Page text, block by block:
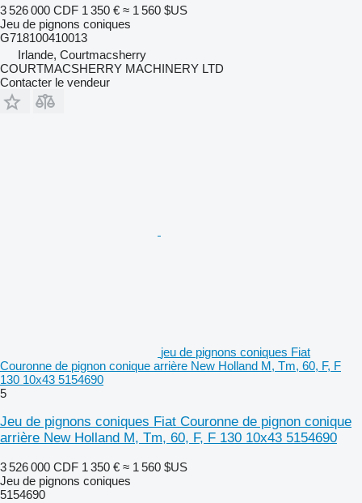
3 526 000 CDF 1 350 € ≈ 1 560 $US
Jeu de pignons coniques
G718100410013
Irlande, Courtmacsherry
COURTMACSHERRY MACHINERY LTD
Contacter le vendeur
jeu de pignons coniques Fiat
Couronne de pignon conique arrière New Holland M, Tm, 60, F, F
130 10x43 5154690
5
Jeu de pignons coniques Fiat Couronne de pignon conique
arrière New Holland M, Tm, 60, F, F 130 10x43 5154690
3 526 000 CDF 1 350 € ≈ 1 560 $US
Jeu de pignons coniques
5154690